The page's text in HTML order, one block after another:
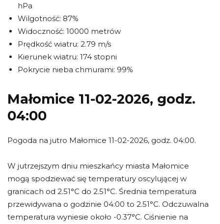
hPa
Wilgotność: 87%
Widoczność: 10000 metrów
Prędkość wiatru: 2.79 m/s
Kierunek wiatru: 174 stopni
Pokrycie nieba chmurami: 99%
Małomice 11-02-2026, godz.
04:00
Pogoda na jutro Małomice 11-02-2026, godz. 04:00.
W jutrzejszym dniu mieszkańcy miasta Małomice
mogą spodziewać się temperatury oscylującej w
granicach od 2.51°C do 2.51°C. Średnia temperatura
przewidywana o godzinie 04:00 to 2.51°C. Odczuwalna
temperatura wyniesie około -0.37°C. Ciśnienie na